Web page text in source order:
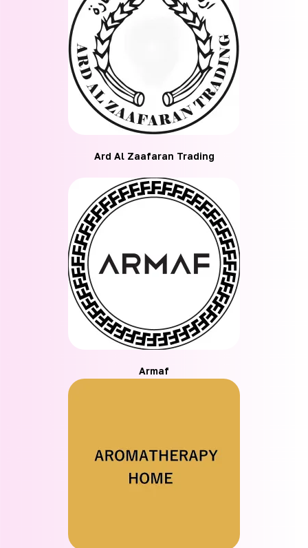
Ard Al Zaafaran Trading
Armaf